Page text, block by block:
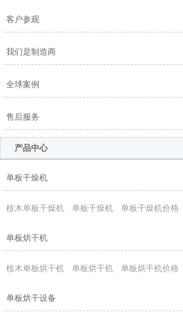
客户参观
我们是制造商
全球案例
售后服务
产品中心
单板干燥机
桉木单板干燥机 单板干燥机 单板干燥机价格
单板烘干机
桉木单板烘干机 单板烘干机 单板烘干机价格
单板烘干设备